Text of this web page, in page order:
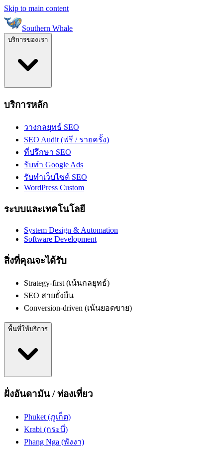
Skip to main content
Southern Whale
บริการของเรา
บริการหลัก
วางกลยุทธ์ SEO
SEO Audit (ฟรี / รายครั้ง)
ที่ปรึกษา SEO
รับทำ Google Ads
รับทำเว็บไซต์ SEO
WordPress Custom
ระบบและเทคโนโลยี
System Design & Automation
Software Development
สิ่งที่คุณจะได้รับ
Strategy-first (เน้นกลยุทธ์)
SEO สายยั่งยืน
Conversion-driven (เน้นยอดขาย)
พื้นที่ให้บริการ
ฝั่งอันดามัน / ท่องเที่ยว
Phuket (ภูเก็ต)
Krabi (กระบี่)
Phang Nga (พังงา)